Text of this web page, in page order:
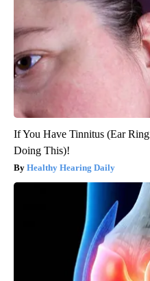
If You Have Tinnitus (Ear
Doing This)!
Healthy Hearing Daily